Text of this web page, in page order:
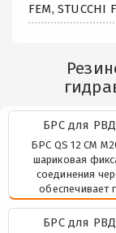
FEM, STUCCHI
БРС для
БРС QS 12 СМ
шариковая
соединения
обеспечивает
БРС для